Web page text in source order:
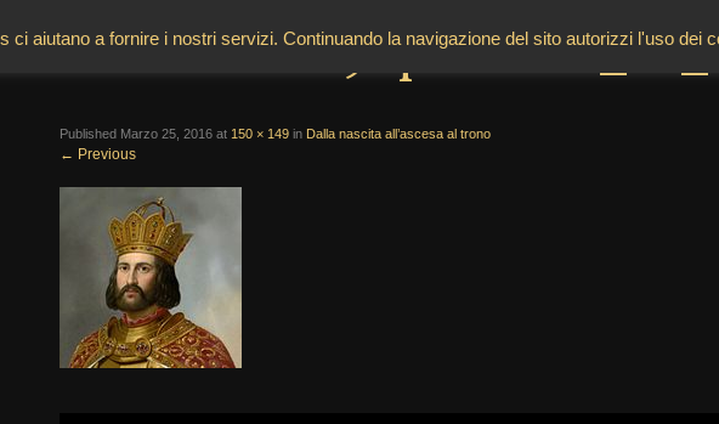
150px-
Published Marzo 25, 2016at 150 × 149in Dalla nascita all’ascesa al trono
← Previous
ci aiutano a fornire i nostri servizi. Continuando la navigazione del sito autorizzi l'uso dei